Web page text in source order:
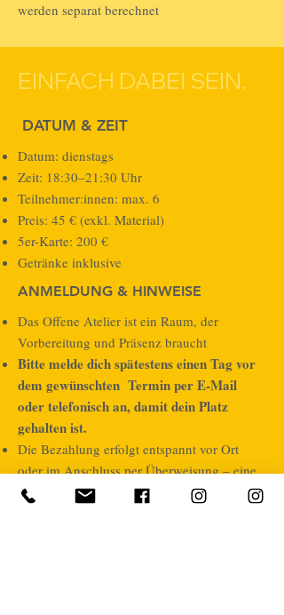
werden separat berechnet
EINFACH DABEI SEIN.
DATUM & ZEIT
Datum: dienstags
Zeit: 18:30–21:30 Uhr
Teilnehmer:innen: max. 6
Preis: 45 € (exkl. Material)
5er-Karte: 200 €
Getränke inklusive
ANMELDUNG & HINWEISE
Das Offene Atelier ist ein Raum, der
Vorbereitung und Präsenz braucht
Bitte melde dich spätestens einen Tag vor
dem gewünschten Termin per E-Mail
oder telefonisch an, damit dein Platz
gehalten ist.
Die Bezahlung erfolgt entspannt vor Ort
oder im Anschluss per Überweisung – eine
Rechnung erhältst du selbstverständlich.